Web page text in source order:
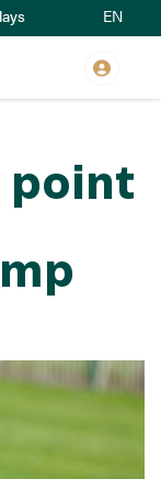
EN
point